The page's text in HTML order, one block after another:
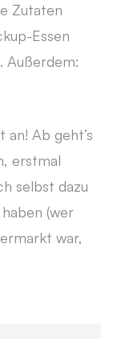
Zutaten
Essen
Außerdem:
Ab geht’s
erstmal
selbst dazu
(wer
war,